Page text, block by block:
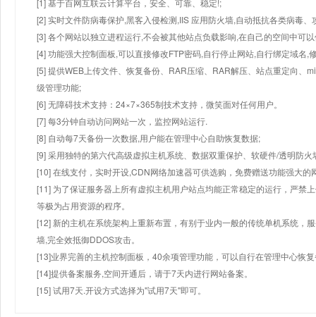
[1] 基于百网互联云计算平台，安全、可靠、稳定!;
[2] 实时文件防病毒保护,黑客入侵检测,IIS 应用防火墙,自动抵抗各类病毒、
[3] 各个网站以独立进程运行,不会被其他站点负载影响,在自己的空间中可
[4] 功能强大控制面板,可以直接修改FTP密码,自行停止网站,自行绑定域名,
[5] 提供WEB上传文件、恢复备份、RAR压缩、RAR解压、站点重定向、
级管理功能;
[6] 无障碍技术支持：24×7×365制技术支持，微笑面对任何用户。
[7] 每3分钟自动访问网站一次，监控网站运行.
[8] 自动每7天备份一次数据,用户能在管理中心自助恢复数据;
[9] 采用独特的第六代高级虚拟主机系统、数据双重保护、软硬件/透明防火
[10] 在线支付，实时开设,CDN网络加速器可供选购，免费赠送功能强大
[11] 为了保证服务器上所有虚拟主机用户站点均能正常稳定的运行，严禁
等极为占用资源的程序。
[12] 新的主机在系统架构上重新布置，有别于业内一般的传统单机系统，
墙,完全效抵御DDOS攻击。
[13]业界完善的主机控制面板，40余项管理功能，可以自行在管理中心恢
[14]提供备案服务,空间开通后，请于7天内进行网站备案。
[15] 试用7天.开设方式选择为"试用7天"即可。